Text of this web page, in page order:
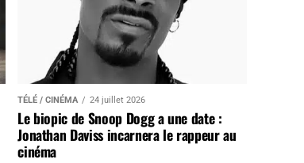
TÉLÉ / CINÉMA 24 juillet 2026
Le biopic de Snoop Dogg a une date :
Jonathan Daviss incarnera le rappeur au
cinéma